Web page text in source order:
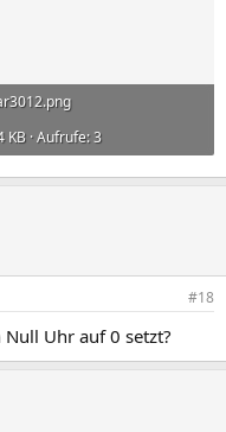
KB · Aufrufe: 3
#18
Uhr auf 0 setzt?